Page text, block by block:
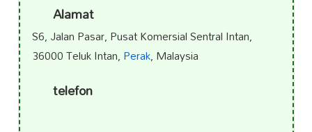
Alamat
S6, Jalan Pasar, Pusat Komersial Sentral Intan,
36000 Teluk Intan,Perak, Malaysia
telefon